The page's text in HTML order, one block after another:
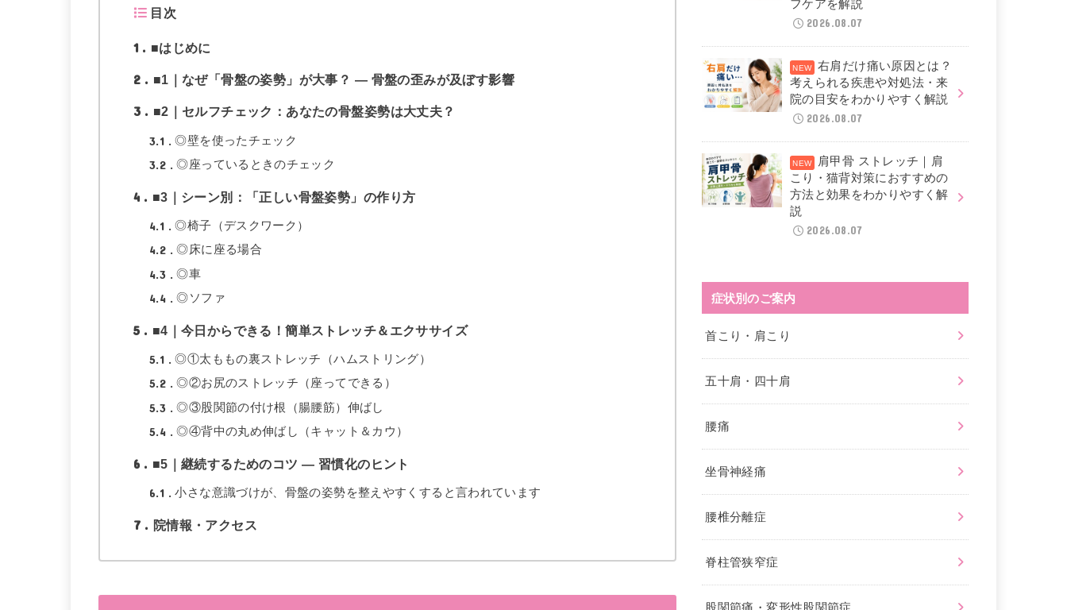
目次
1 ■はじめに
2 ■1｜なぜ「骨盤の姿勢」が大事？ — 骨盤の歪みが及ぼす影響
3 ■2｜セルフチェック：あなたの骨盤姿勢は大丈夫？
3.1 ◎壁を使ったチェック
3.2 ◎座っているときのチェック
4 ■3｜シーン別：「正しい骨盤姿勢」の作り方
4.1 ◎椅子（デスクワーク）
4.2 ◎床に座る場合
4.3 ◎車
4.4 ◎ソファ
5 ■4｜今日からできる！簡単ストレッチ＆エクササイズ
5.1 ◎①太ももの裏ストレッチ（ハムストリング）
5.2 ◎②お尻のストレッチ（座ってできる）
5.3 ◎③股関節の付け根（腸腰筋）伸ばし
5.4 ◎④背中の丸め伸ばし（キャット＆カウ）
6 ■5｜継続するためのコツ — 習慣化のヒント
6.1 小さな意識づけが、骨盤の姿勢を整えやすくすると言われています
7 院情報・アクセス
フケアを解説
2026.08.07
右肩だけ痛い原因とは？
考えられる疾患や対処法・来
院の目安をわかりやすく解説
2026.08.07
肩甲骨 ストレッチ｜肩
こり・猫背対策におすすめの
方法と効果をわかりやすく解
説
2026.08.07
症状別のご案内
首こり・肩こり
五十肩・四十肩
腰痛
坐骨神経痛
腰椎分離症
脊柱管狭窄症
股関節痛・変形性股関節症